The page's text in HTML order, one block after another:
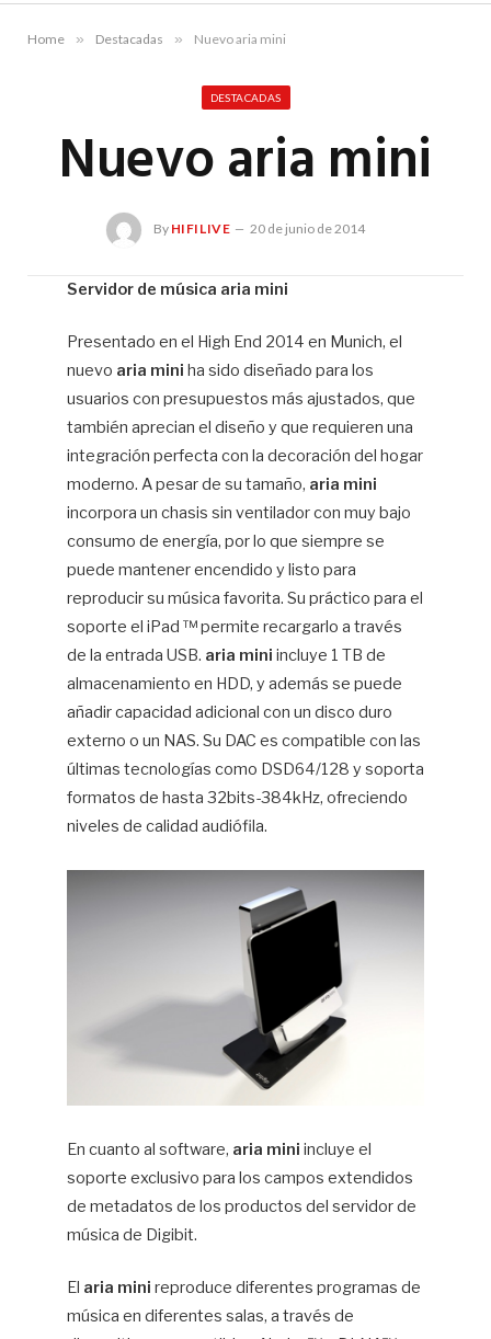
Home » Destacadas » Nuevo aria mini
DESTACADAS
Nuevo aria mini
By HIFILIVE 20 de junio de 2014
Servidor de música aria mini
Presentado en el High End 2014 en Munich, el
nuevo aria mini ha sido diseñado para los
usuarios con presupuestos más ajustados, que
también aprecian el diseño y que requieren una
integración perfecta con la decoración del hogar
moderno. A pesar de su tamaño, aria mini
incorpora un chasis sin ventilador con muy bajo
consumo de energía, por lo que siempre se
puede mantener encendido y listo para
reproducir su música favorita. Su práctico para el
soporte el iPad ™ permite recargarlo a través
de la entrada USB. aria mini incluye 1 TB de
almacenamiento en HDD, y además se puede
añadir capacidad adicional con un disco duro
externo o un NAS. Su DAC es compatible con las
últimas tecnologías como DSD64/128 y soporta
formatos de hasta 32bits-384kHz, ofreciendo
niveles de calidad audiófila.
En cuanto al software, aria mini incluye el
soporte exclusivo para los campos extendidos
de metadatos de los productos del servidor de
música de Digibit.
El aria mini reproduce diferentes programas de
música en diferentes salas, a través de